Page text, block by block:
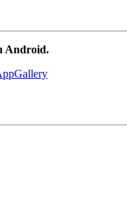
Android.